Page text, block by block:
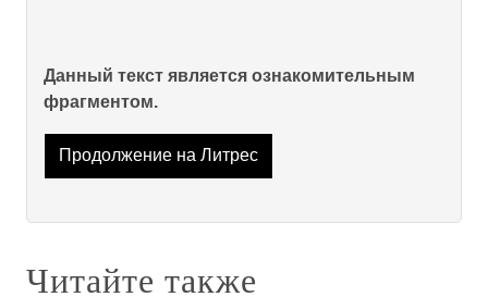
Данный текст является ознакомительным
фрагментом.
Продолжение на Литрес
Читайте также